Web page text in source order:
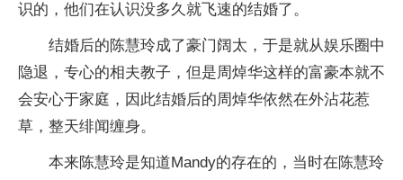
识的，他们在认识没多久就飞速的结婚了。
结婚后的陈慧玲成了豪门阔太，于是就从娱乐圈中
隐退，专心的相夫教子，但是周焯华这样的富豪本就不
会安心于家庭，因此结婚后的周焯华依然在外沾花惹
草，整天绯闻缠身。
本来陈慧玲是知道Mandy的存在的，当时在陈慧玲